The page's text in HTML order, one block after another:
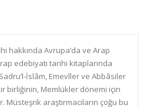
hakkında Avrupa’da ve Arap
edebiyatı tarihi kitaplarında
İslâm, Emevîler ve Abbâsiler
birliğinin, Memlükler dönemi için
Müsteşrik araştırmacıların çoğu bu